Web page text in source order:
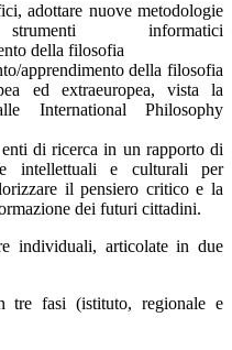
adottare nuove metodologie
informatici
della filosofia
apprendimento della filosofia
ed extraeuropea, vista la
International Philosophy
di ricerca in un rapporto di
intellettuali e culturali per
il pensiero critico e la
dei futuri cittadini.
individuali, articolate in due
tre fasi (istituto, regionale e